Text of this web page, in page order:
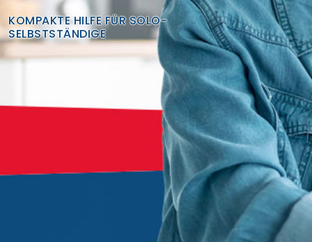
SUCHEN
KOMPAKTE HILFE FÜR SOLO-
SELBSTSTÄNDIGE